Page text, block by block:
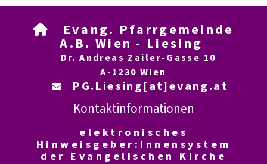

Evang. Pfarrgemeinde
A.B. Wien - Liesing
Dr. Andreas Zailer-Gasse 10
A-1230 Wien
 PG.Liesing[at]evang.at
Kontaktinformationen
elektronisches
Hinweisgeber:innensystem
der Evangelischen Kirche